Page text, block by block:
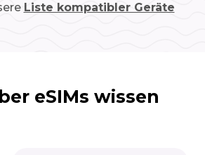
Liste kompatibler Geräte
eSIMs wissen